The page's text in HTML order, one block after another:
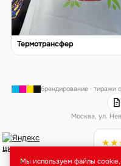
Термотрансфер
брендирование · тиражи
Москва, ул.
Мы используем файлы cookie,